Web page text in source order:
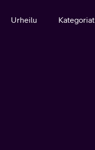
Urheilu Kategoriat